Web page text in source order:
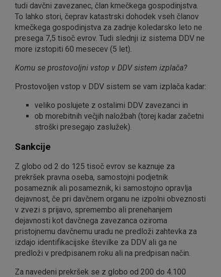
tudi davčni zavezanec, član kmečkega gospodinjstva.
To lahko stori, čeprav katastrski dohodek vseh članov
kmečkega gospodinjstva za zadnje koledarsko leto ne
presega 7,5 tisoč evrov. Tudi slednji iz sistema DDV ne
more izstopiti 60 mesecev (5 let).
Komu se prostovoljni vstop v DDV sistem izplača?
Prostovoljen vstop v DDV sistem se vam izplača kadar:
veliko poslujete z ostalimi DDV zavezanci in
ob morebitnih večjih naložbah (torej kadar začetni
stroški presegajo zaslužek).
Sankcije
Z globo od 2 do 125 tisoč evrov se kaznuje za
prekršek pravna oseba, samostojni podjetnik
posameznik ali posameznik, ki samostojno opravlja
dejavnost, če pri davčnem organu ne izpolni obveznosti
v zvezi s prijavo, spremembo ali prenehanjem
dejavnosti kot davčnega zavezanca oziroma
pristojnemu davčnemu uradu ne predloži zahtevka za
izdajo identifikacijske številke za DDV ali ga ne
predloži v predpisanem roku ali na predpisan način.
Za navedeni prekršek se z globo od 200 do 4.100